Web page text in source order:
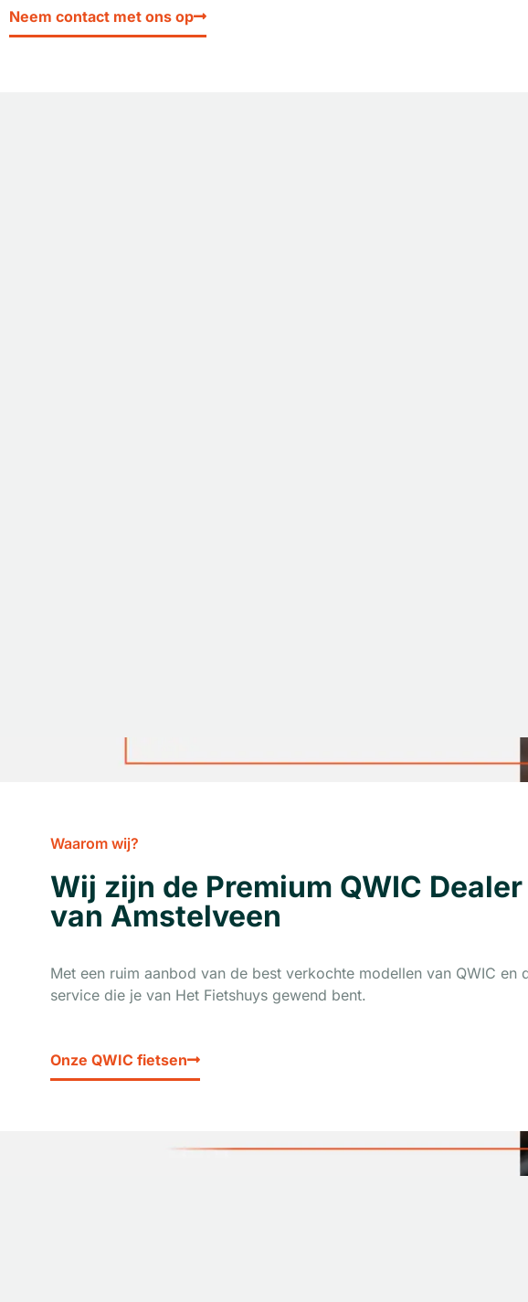
Neem contact met ons op
Waarom wij?
Wij zijn de Premium QWIC Dealer
van Amstelveen
Met een ruim aanbod van de best verkochte modellen van QWIC en
service die je van Het Fietshuys gewend bent.
Onze QWIC fietsen